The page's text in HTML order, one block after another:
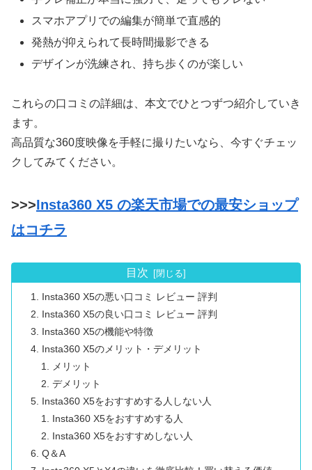
スマホアプリでの編集が簡単で直感的
発熱が抑えられて長時間撮影できる
デザインが洗練され、持ち歩くのが楽しい
これらの口コミの詳細は、本文でひとつずつ紹介していき
ます。
高品質な360度映像を手軽に撮りたいなら、今すぐチェッ
クしてみてください。
>>>Insta360 X5 の楽天市場での最安ショップ
はコチラ
目次
Insta360 X5の悪い口コミ レビュー 評判
Insta360 X5の良い口コミ レビュー 評判
Insta360 X5の機能や特徴
Insta360 X5のメリット・デメリット
メリット
デメリット
Insta360 X5をおすすめする人しない人
Insta360 X5をおすすめする人
Insta360 X5をおすすめしない人
Q＆A